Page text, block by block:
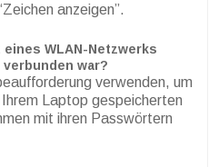
anzeigen”.
WLAN-Netzwerks
war?
verwenden, um
Laptop gespeicherten
mit ihren Passwörtern